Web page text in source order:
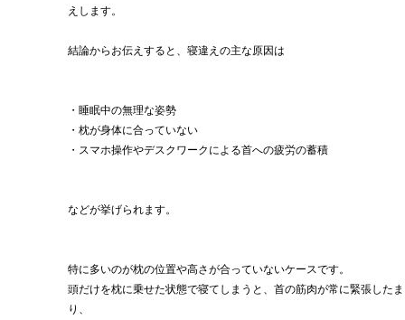
えします。
結論からお伝えすると、寝違えの主な原因は
・睡眠中の無理な姿勢
・枕が身体に合っていない
・スマホ操作やデスクワークによる首への疲労の蓄積
などが挙げられます。
特に多いのが枕の位置や高さが合っていないケースです。
頭だけを枕に乗せた状態で寝てしまうと、首の筋肉が常に緊張した
り、